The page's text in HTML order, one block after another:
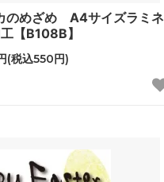
のめざめ A4サイズラミネ
【B108B】
(税込550円)